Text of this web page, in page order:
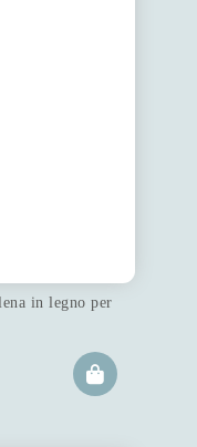
in legno per